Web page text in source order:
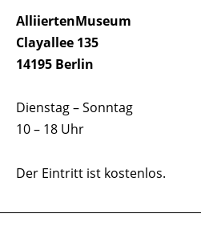
AlliiertenMuseum
Clayallee 135
14195 Berlin
Dienstag – Sonntag
10 – 18 Uhr
Der Eintritt ist kostenlos.